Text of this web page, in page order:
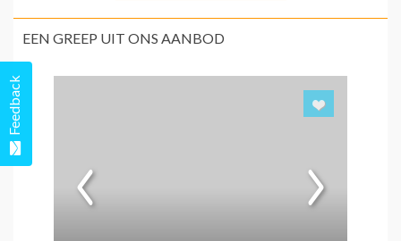
EEN GREEP UIT ONS AANBOD
Feedback